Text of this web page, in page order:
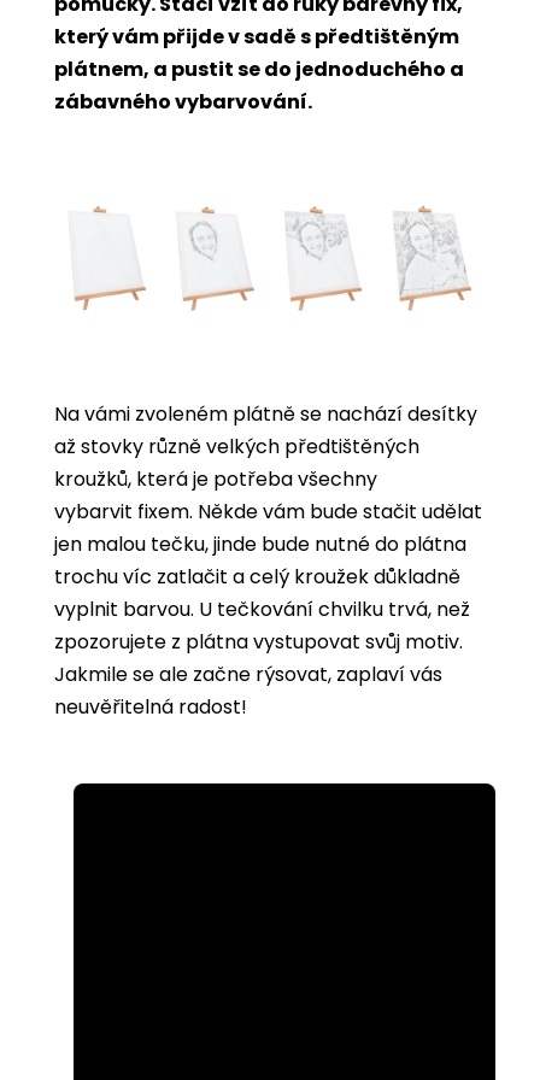
který vám přijde v sadě s předtištěným
plátnem, a pustit se do jednoduchého a
zábavného vybarvování.
Na vámi zvoleném plátně se nachází desítky
až stovky různě velkých předtištěných
kroužků, která je potřeba všechny
vybarvit fixem. Někde vám bude stačit udělat
jen malou tečku, jinde bude nutné do plátna
trochu víc zatlačit a celý kroužek důkladně
vyplnit barvou. U tečkování chvilku trvá, než
zpozorujete z plátna vystupovat svůj motiv.
Jakmile se ale začne rýsovat, zaplaví vás
neuvěřitelná radost!